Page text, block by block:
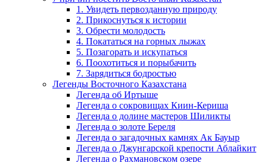
1. Увидеть первозданную природу
2. Прикоснуться к истории
3. Обрести молодость
4. Покататься на горных лыжах
5. Позагорать и искупаться
6. Поохотиться и порыбачить
7. Зарядиться бодростью
Легенды Восточного Казахстана
Легенда об Иртыше
Легенда о сокровищах Киин-Кериша
Легенда о долине мастеров Шиликты
Легенда о золоте Береля
Легенда о загадочных камнях Ак Бауыр
Легенда о Джунгарской крепости Аблайкит
Легенда о Рахмановском озере